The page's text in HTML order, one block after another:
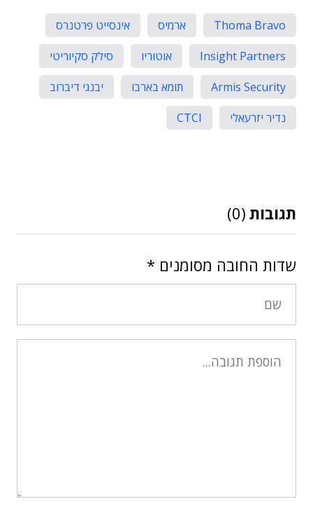
Thoma Bravo ארמיס
אינסייט פרטנרס
Insight Partners
אוטוריו
סילק סקיוריטי
Armis Security
תומא בארבו
יבנגי דיברוב
נדיר יזרעאלי
CTCI
תגובות (0)
שדות החובה מסומנים *